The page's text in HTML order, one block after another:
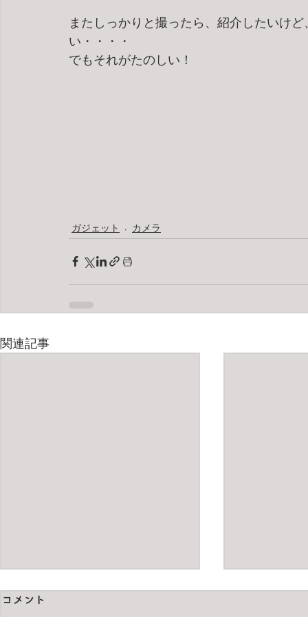
またしっかりと撮ったら、紹介したいけ
い・・・・
でもそれがたのしい！
ガジェット カメラ
関連記事
コメント